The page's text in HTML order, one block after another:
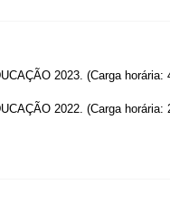
2023. (Carga horária:
2022. (Carga horária: